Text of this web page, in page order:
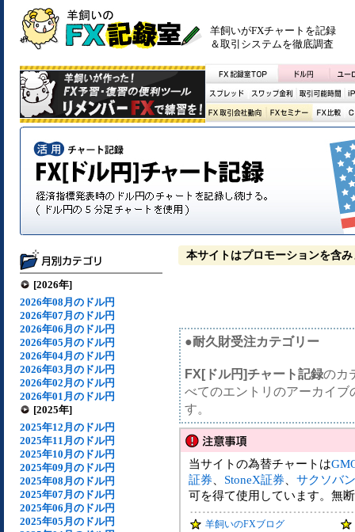
羊飼いがFXチャートを記録
＆取引システムを徹底調査
[2026年]
2026年08月のドル円
2026年07月のドル円
2026年06月のドル円
2026年05月のドル円
2026年04月のドル円
2026年03月のドル円
2026年02月のドル円
2026年01月のドル円
[2025年]
2025年12月のドル円
2025年11月のドル円
2025年10月のドル円
2025年09月のドル円
2025年08月のドル円
2025年07月のドル円
2025年06月のドル円
2025年05月のドル円
本サイトはプロモーションを含み
●耐久財受注カテゴリー
FX[ドル円]チャート記録のカ
べてのエントリのアーカイ
す。
当サイトの為替チャートは
証券
StoneX証券
サクソバ
可を得て使用しています。無
羊飼いのFXブログ